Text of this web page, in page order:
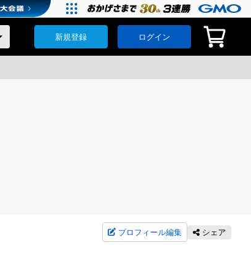
新規登録 ログイン
プロフィール編集 シェア